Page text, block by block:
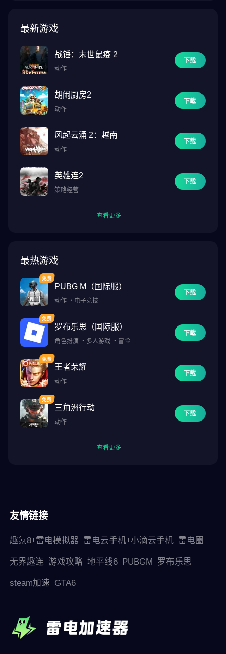
最新游戏
战锤：末世鼠疫 2
动作
下载
胡闹厨房2
动作
下载
风起云涌 2：越南
动作
下载
英雄连2
策略经营
下载
查看更多
最热游戏
PUBG M（国际服）
动作 ・ 电子竞技
下载
罗布乐思（国际服）
角色扮演 ・ 多人游戏 ・ 冒险
下载
王者荣耀
动作
下载
三角洲行动
动作
下载
查看更多
友情链接
趣氪8 雷电模拟器 雷电云手机 小滴云手机 雷电圈
无界趣连 游戏攻略 地平线6 PUBGM 罗布乐思
steam加速 GTA6